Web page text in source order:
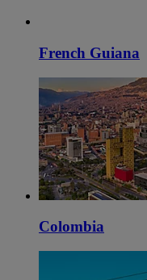
French Guiana
Colombia